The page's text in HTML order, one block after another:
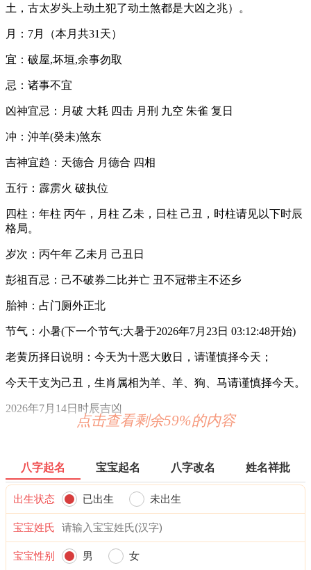
土，古太岁头上动土犯了动土煞都是大凶之兆）。
月：7月（本月共31天）
宜：破屋,坏垣,余事勿取
忌：诸事不宜
凶神宜忌：月破 大耗 四击 月刑 九空 朱雀 复日
冲：沖羊(癸未)煞东
吉神宜趋：天德合 月德合 四相
五行：霹雳火 破执位
四柱：年柱 丙午，月柱 乙未，日柱 己丑，时柱请见以下时辰
格局。
岁次：丙午年 乙未月 己丑日
彭祖百忌：己不破券二比并亡 丑不冠带主不还乡
胎神：占门厕外正北
节气：小暑(下一个节气:大暑于2026年7月23日 03:12:48开始)
老黄历择日说明：今天为十恶大败日，请谨慎择今天；
今天干支为己丑，生肖属相为羊、羊、狗、马请谨慎择今天。
2026年7月14日时辰吉凶
宜：赴任 出行 求财 嫁娶 移徙 开业 安葬
忌：白虎须用 麒麟符制 否则 诸事不宜 修造 动土
1时-3时 乙丑时： 沖羊 煞东 时沖乙未 玉堂 少微 唐符
宜：修造 盖屋 移徙 安床 入宅 开业 开仓 赴任 出行 见贵 求财
订婚 嫁娶 进人口
点击查看剩余59%的内容
八字起名 宝宝起名 八字改名 姓名祥批
出生状态 已出生 未出生
宝宝姓氏
宝宝性别 男 女